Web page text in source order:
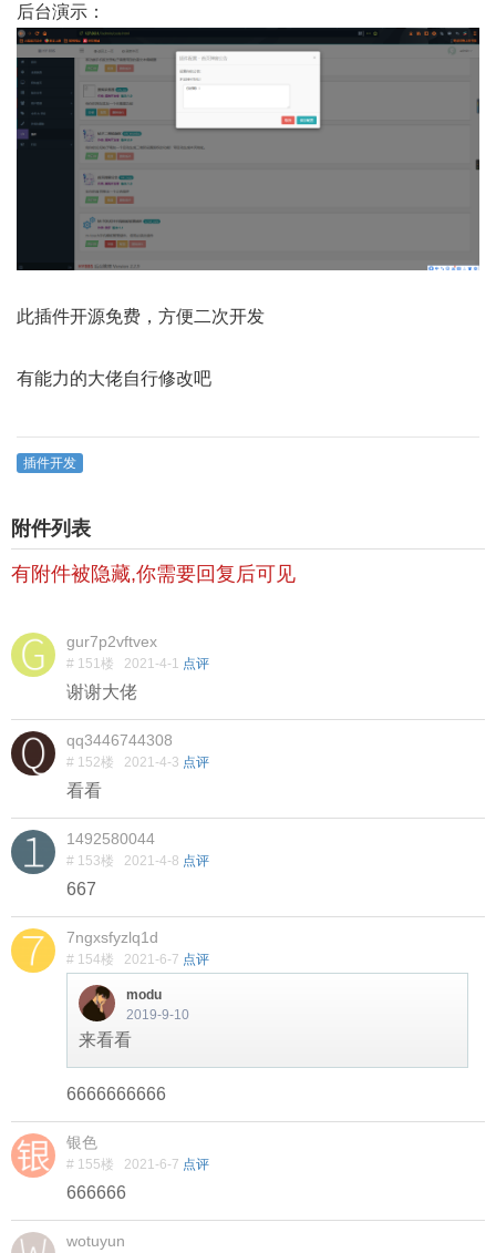
后台演示：
此插件开源免费，方便二次开发
有能力的大佬自行修改吧
插件开发
附件列表
有附件被隐藏,你需要回复后可见
gur7p2vftvex
# 151楼 2021-4-1 点评
谢谢大佬
qq3446744308
# 152楼 2021-4-3 点评
看看
1492580044
# 153楼 2021-4-8 点评
667
7ngxsfyzlq1d
# 154楼 2021-6-7 点评
modu
2019-9-10
来看看
6666666666
银色
# 155楼 2021-6-7 点评
666666
wotuyun